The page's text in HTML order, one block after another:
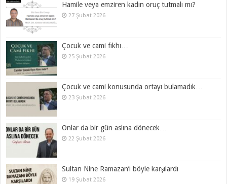
Hamile veya emziren kadın oruç tutmalı mı?
27 Şubat 2026
Çocuk ve cami fıkhı…
25 Şubat 2026
Çocuk ve cami konusunda ortayı bulamadık…
23 Şubat 2026
Onlar da bir gün aslına dönecek…
22 Şubat 2026
Sultan Nine Ramazan’ı böyle karşılardı
19 Şubat 2026